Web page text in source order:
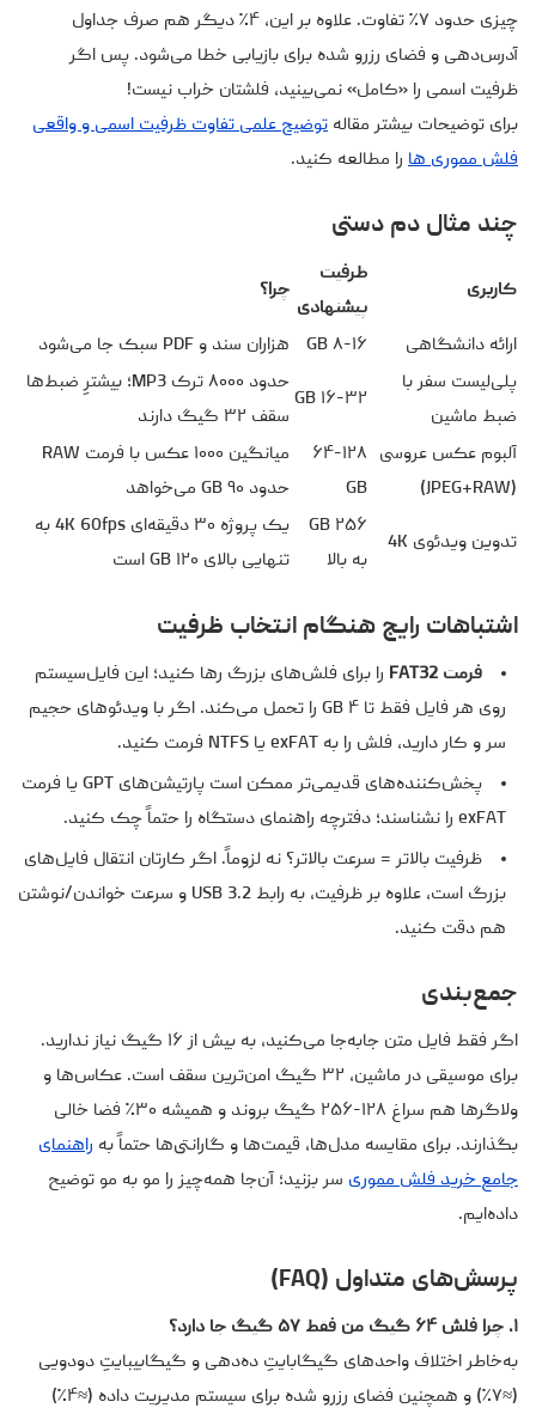
چیزی حدود ۷٪ تفاوت. علاوه بر این، ۴٪ دیگر هم صرف جداول
آدرس‌دهی و فضای رزرو شده برای بازیابی خطا می‌شود. پس اگر
ظرفیت اسمی را «کامل» نمی‌بینید، فلشتان خراب نیست!
برای توضیحات بیشتر مقاله توضیح علمی تفاوت ظرفیت اسمی و واقعی
فلش مموری ها را مطالعه کنید.
چند مثال دم دستی
کاربری
ظرفیت
پیشنهادی
چرا؟
ارائه دانشگاهی ۸-۱۶ GB
هزاران سند و PDF سبک جا می‌شود
پلی‌لیست سفر با
ضبط ماشین
۱۶-۳۲ GB
حدود ۸۰۰۰ ترک MP3؛ بیشترِ ضبط‌ها
سقف ۳۲ گیگ دارند
آلبوم عکس عروسی
(JPEG+RAW)
۶۴-۱۲۸
GB
میانگین ۱۰۰۰ عکس با فرمت RAW
حدود ۹۰ GB می‌خواهد
تدوین ویدئوی 4K
۲۵۶ GB
به بالا
یک پروژه ۳۰ دقیقه‌ای 4K ‎60fps به
تنهایی بالای ۱۲۰ GB است
اشتباهات رایج هنگام انتخاب ظرفیت
فرمت FAT32
را برای فلش‌های بزرگ رها کنید؛ این فایل‌سیستم
روی هر فایل فقط تا ۴ GB را تحمل می‌کند. اگر با ویدئوهای حجیم
سر و کار دارید، فلش را به exFAT یا NTFS فرمت کنید.
پخش‌کننده‌های قدیمی‌تر ممکن است پارتیشن‌های GPT یا فرمت
exFAT را نشناسند؛ دفترچه راهنمای دستگاه را حتماً چک کنید.
ظرفیت بالاتر = سرعت بالاتر؟ نه لزوماً. اگر کارتان انتقال فایل‌های
بزرگ است، علاوه بر ظرفیت، به رابط USB 3.2 و سرعت خواندن/نوشتن
هم دقت کنید.
جمع‌بندی
اگر فقط فایل متن جابه‌جا می‌کنید، به بیش از ۱۶ گیگ نیاز ندارید.
برای موسیقی در ماشین، ۳۲ گیگ امن‌ترین سقف است. عکاس‌ها و
ولاگرها هم سراغ ۱۲۸-۲۵۶ گیگ بروند و همیشه ۳۰٪ فضا خالی
بگذارند. برای مقایسه مدل‌ها، قیمت‌ها و گارانتی‌ها حتماً به راهنمای
جامع خرید فلش مموری سر بزنید؛ آن‌جا همه‌چیز را مو به مو توضیح
داده‌ایم.
پرسش‌های متداول (FAQ)
۱. چرا فلش ۶۴ گیگ من فقط ۵۷ گیگ جا دارد؟
به‌خاطر اختلاف واحدهای گیگابایتِ ده‌دهی و گیگابیبایتِ دودویی
(≈۷٪) و همچنین فضای رزرو شده برای سیستم مدیریت داده (≈۴٪)